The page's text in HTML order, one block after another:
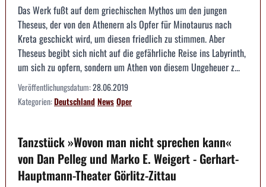
Das Werk fußt auf dem griechischen Mythos um den jungen
Theseus, der von den Athenern als Opfer für Minotaurus nach
Kreta geschickt wird, um diesen friedlich zu stimmen. Aber
Theseus begibt sich nicht auf die gefährliche Reise ins Labyrinth,
um sich zu opfern, sondern um Athen von diesem Ungeheuer z...
Veröffentlichungsdatum:28.06.2019
Kategorien:DeutschlandNewsOper
Tanzstück »Wovon man nicht sprechen kann«
von Dan Pelleg und Marko E. Weigert - Gerhart-
Hauptmann-Theater Görlitz-Zittau